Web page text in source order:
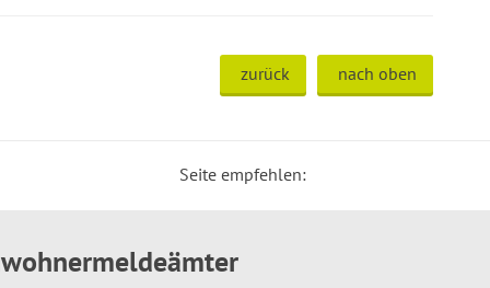
zurück nach oben
Seite empfehlen: